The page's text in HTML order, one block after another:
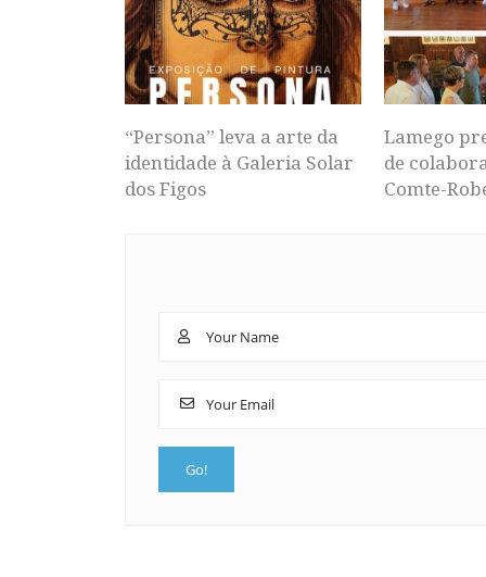
“Persona” leva a arte da
identidade à Galeria Solar
dos Figos
Lamego
de
Comte-